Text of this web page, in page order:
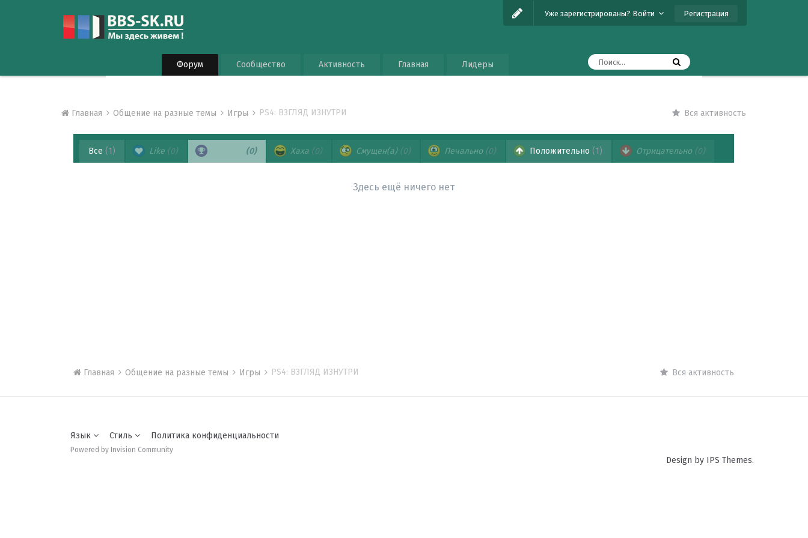
Уже зарегистрированы? Войти Регистрация
Форум Сообщество Активность Главная Лидеры
Вся активность
Главная Общение на разные темы Игры PS4: ВЗГЛЯД ИЗНУТРИ
Все (1) Like (0) (0) Хаха (0) Смущен(а) (0) Печально (0) Положительно (1) Отрицательно (0)
Здесь ещё ничего нет
Вся активность
Главная Общение на разные темы Игры PS4: ВЗГЛЯД ИЗНУТРИ
Язык Стиль Политика конфиденциальности
Powered by Invision Community
Design by IPS Themes.